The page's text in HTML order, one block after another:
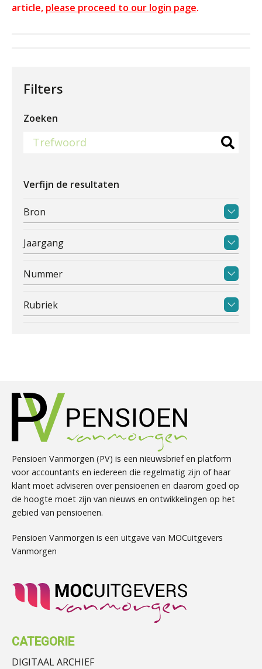
article, please proceed to our login page.
Filters
Zoeken
Verfijn de resultaten
Bron
Jaargang
Nummer
Rubriek
Pensioen Vanmorgen (PV) is een nieuwsbrief en platform
voor accountants en iedereen die regelmatig zijn of haar
klant moet adviseren over pensioenen en daarom goed op
de hoogte moet zijn van nieuws en ontwikkelingen op het
gebied van pensioenen.
Pensioen Vanmorgen is een uitgave van MOCuitgevers
Vanmorgen
CATEGORIE
DIGITAAL ARCHIEF